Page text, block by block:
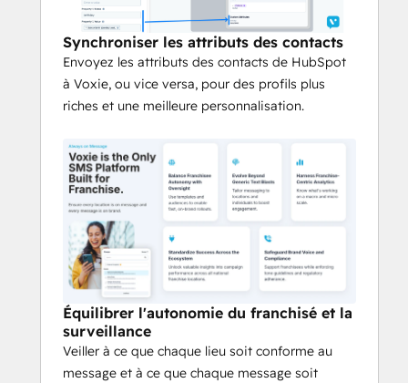
Exploiter les analyses centrées
sur la franchise
Sachez ce qui fonctionne à l'échelle
macro et micro.
Standardiser le succès dans
Obtenez des informations précieuses sur
les performances de la campagne dans
tous les établissements franchisés
nationaux.
Sauvegarde de la voix de la
marque et de la conformité
Soutenez les franchisés tout en
appliquant les directives de tonalité et le
respect de la réglementation.
Synchroniser les attributs des contacts
Envoyez les attributs des contacts de HubSpot
à Voxie, ou vice versa, pour des profils plus
riches et une meilleure personnalisation.
Équilibrer l'autonomie du franchisé et la
surveillance
Veiller à ce que chaque lieu soit conforme au
message et à ce que chaque message soit